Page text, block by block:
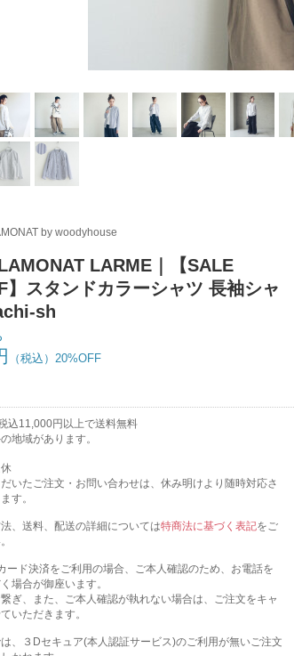
by woodyhouse
LARME｜【SALE
】スタンドカラーシャツ 長袖シャ
sh
20%OFF
込11,000円以上で送料無料
地域があります。
いたご注文・お問い合わせは、休み明けより随時対応さ
す。
、送料、配送の詳細については特商法に基づく表記をご
ード決済をご利用の場合、ご本人確認のため、お電話を
場合が御座います。
ぎ、また、ご本人確認が執れない場合は、ご注文をキャ
いただきます。
、３Dセキュア(本人認証サービス)のご利用が無いご注文